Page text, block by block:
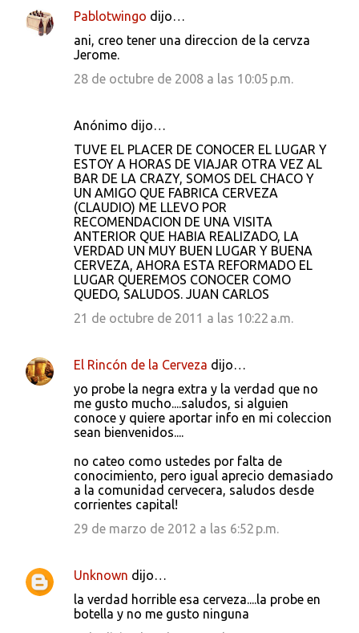
Pablotwingo dijo…
ani, creo tener una direccion de la cervza
Jerome.
28 de octubre de 2008 a las 10:05 p.m.
Anónimo dijo…
TUVE EL PLACER DE CONOCER EL LUGAR Y
ESTOY A HORAS DE VIAJAR OTRA VEZ AL
BAR DE LA CRAZY, SOMOS DEL CHACO Y
UN AMIGO QUE FABRICA CERVEZA
(CLAUDIO) ME LLEVO POR
RECOMENDACION DE UNA VISITA
ANTERIOR QUE HABIA REALIZADO, LA
VERDAD UN MUY BUEN LUGAR Y BUENA
CERVEZA, AHORA ESTA REFORMADO EL
LUGAR QUEREMOS CONOCER COMO
QUEDO, SALUDOS. JUAN CARLOS
21 de octubre de 2011 a las 10:22 a.m.
El Rincón de la Cerveza dijo…
yo probe la negra extra y la verdad que no
me gusto mucho....saludos, si alguien
conoce y quiere aportar info en mi coleccion
sean bienvenidos....
no cateo como ustedes por falta de
conocimiento, pero igual aprecio demasiado
a la comunidad cervecera, saludos desde
corrientes capital!
29 de marzo de 2012 a las 6:52 p.m.
Unknown dijo…
la verdad horrible esa cerveza....la probe en
botella y no me gusto ninguna